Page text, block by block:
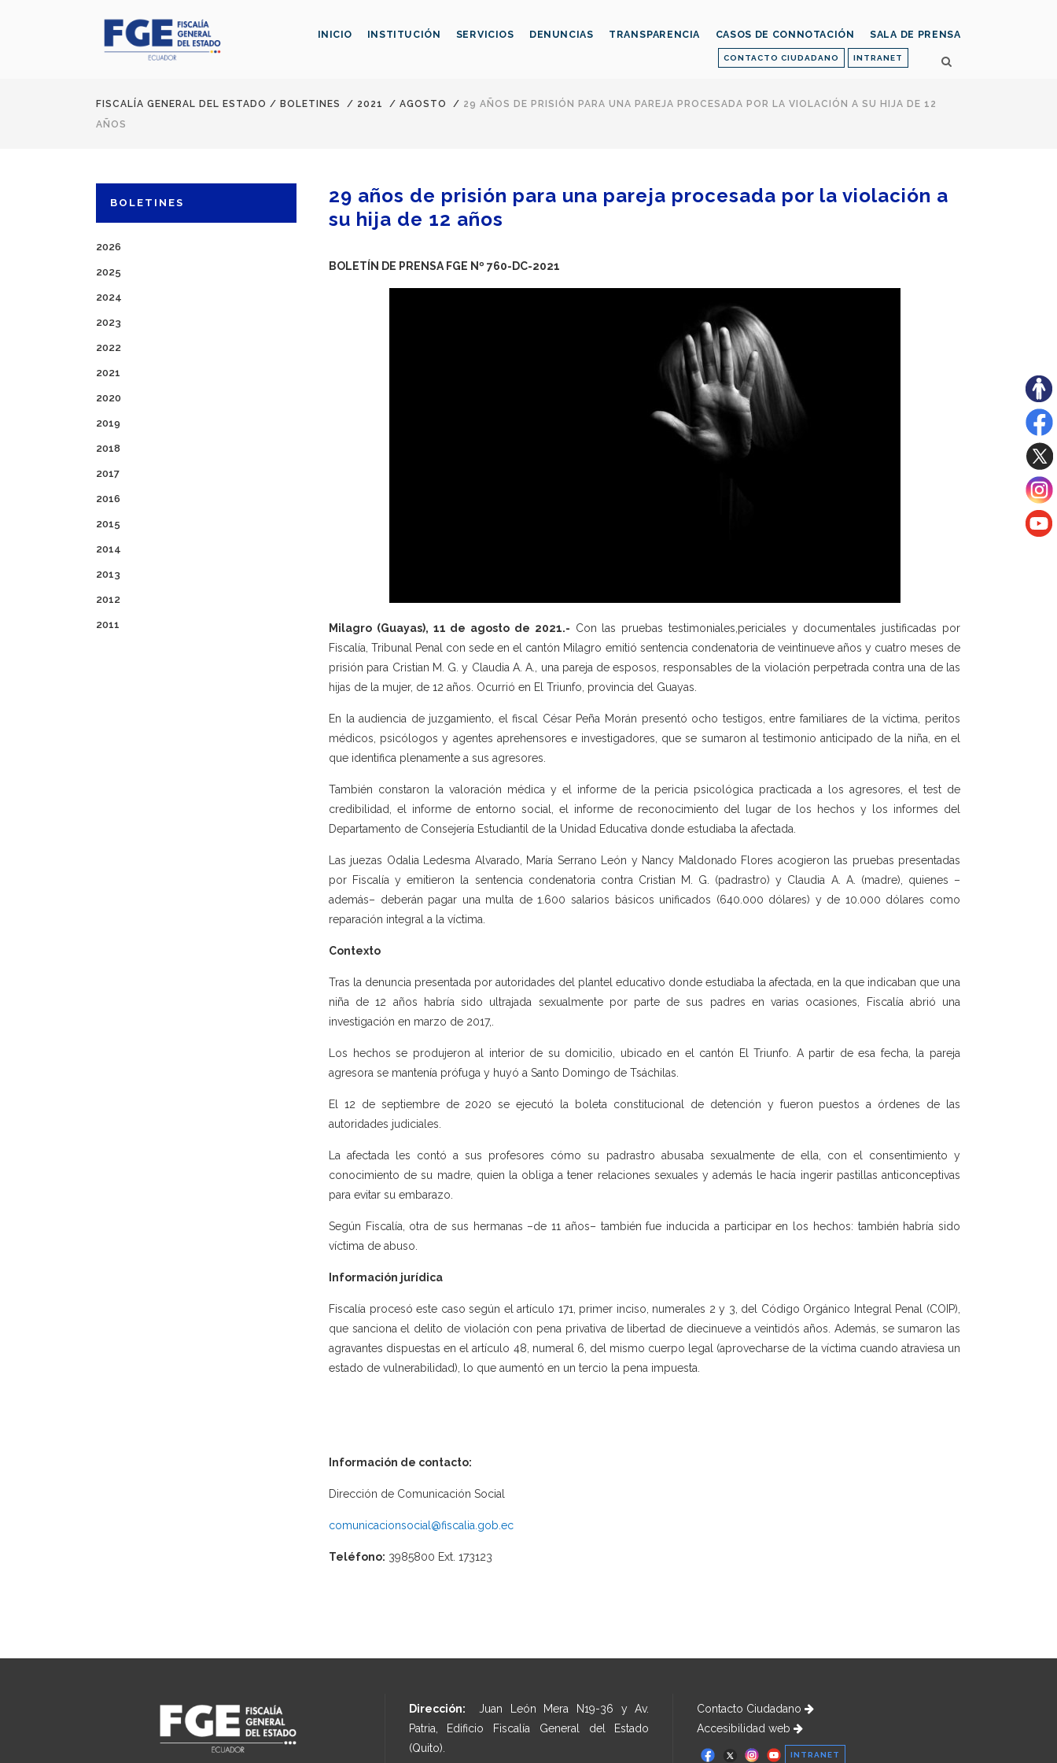
CONTACTO CIUDADANO INTRANET
INICIO INSTITUCIÓN SERVICIOS DENUNCIAS TRANSPARENCIA CASOS DE CONNOTACIÓN SALA DE PRENSA
FISCALÍA GENERAL DEL ESTADO / BOLETINES / 2021 / AGOSTO / 29 AÑOS DE PRISIÓN PARA UNA PAREJA PROCESADA POR LA VIOLACIÓN A SU HIJA DE 12
AÑOS
BOLETINES
2026
2025
2024
2023
2022
2021
2020
2019
2018
2017
2016
2015
2014
2013
2012
2011
29 años de prisión para una pareja procesada por la violación a
su hija de 12 años
BOLETÍN DE PRENSA FGE Nº 760-DC-2021
Milagro (Guayas), 11 de agosto de 2021.- Con las pruebas testimoniales,periciales y documentales justificadas por
Fiscalía, Tribunal Penal con sede en el cantón Milagro emitió sentencia condenatoria de veintinueve años y cuatro meses de
prisión para Cristian M. G. y Claudia A. A., una pareja de esposos, responsables de la violación perpetrada contra una de las
hijas de la mujer, de 12 años. Ocurrió en El Triunfo, provincia del Guayas.
En la audiencia de juzgamiento, el fiscal César Peña Morán presentó ocho testigos, entre familiares de la víctima, peritos
médicos, psicólogos y agentes aprehensores e investigadores, que se sumaron al testimonio anticipado de la niña, en el
que identifica plenamente a sus agresores.
También constaron la valoración médica y el informe de la pericia psicológica practicada a los agresores, el test de
credibilidad, el informe de entorno social, el informe de reconocimiento del lugar de los hechos y los informes del
Departamento de Consejería Estudiantil de la Unidad Educativa donde estudiaba la afectada.
Las juezas Odalia Ledesma Alvarado, María Serrano León y Nancy Maldonado Flores acogieron las pruebas presentadas
por Fiscalía y emitieron la sentencia condenatoria contra Cristian M. G. (padrastro) y Claudia A. A. (madre), quienes –
además– deberán pagar una multa de 1.600 salarios básicos unificados (640.000 dólares) y de 10.000 dólares como
reparación integral a la víctima.
Contexto
Tras la denuncia presentada por autoridades del plantel educativo donde estudiaba la afectada, en la que indicaban que una
niña de 12 años habría sido ultrajada sexualmente por parte de sus padres en varias ocasiones, Fiscalía abrió una
investigación en marzo de 2017,.
Los hechos se produjeron al interior de su domicilio, ubicado en el cantón El Triunfo. A partir de esa fecha, la pareja
agresora se mantenía prófuga y huyó a Santo Domingo de Tsáchilas.
El 12 de septiembre de 2020 se ejecutó la boleta constitucional de detención y fueron puestos a órdenes de las
autoridades judiciales.
La afectada les contó a sus profesores cómo su padrastro abusaba sexualmente de ella, con el consentimiento y
conocimiento de su madre, quien la obliga a tener relaciones sexuales y además le hacía ingerir pastillas anticonceptivas
para evitar su embarazo.
Según Fiscalía, otra de sus hermanas –de 11 años– también fue inducida a participar en los hechos: también habría sido
víctima de abuso.
Información jurídica
Fiscalía procesó este caso según el artículo 171, primer inciso, numerales 2 y 3, del Código Orgánico Integral Penal (COIP),
que sanciona el delito de violación con pena privativa de libertad de diecinueve a veintidós años. Además, se sumaron las
agravantes dispuestas en el artículo 48, numeral 6, del mismo cuerpo legal (aprovecharse de la víctima cuando atraviesa un
estado de vulnerabilidad), lo que aumentó en un tercio la pena impuesta.
Información de contacto:
Dirección de Comunicación Social
comunicacionsocial@fiscalia.gob.ec
Teléfono: 3985800 Ext. 173123
Dirección: Juan León Mera N19-36 y Av.
Patria, Edificio Fiscalía General del Estado
(Quito).
Contacto Ciudadano
Accesibilidad web
INTRANET